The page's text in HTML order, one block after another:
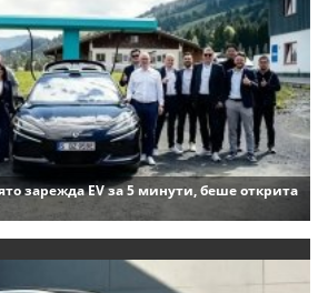
зарежда EV за 5 минути, беше открита